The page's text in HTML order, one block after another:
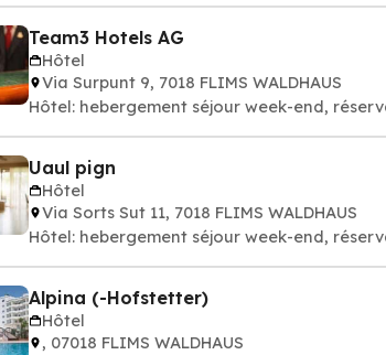
Team3 Hotels AG
Hôtel
Via Surpunt 9, 7018 FLIMS WALDHAUS
Hôtel: hebergement séjour week-end,
Uaul pign
Hôtel
Via Sorts Sut 11, 7018 FLIMS WALDHAUS
Hôtel: hebergement séjour week-end,
Alpina (-Hofstetter)
Hôtel
, 07018 FLIMS WALDHAUS